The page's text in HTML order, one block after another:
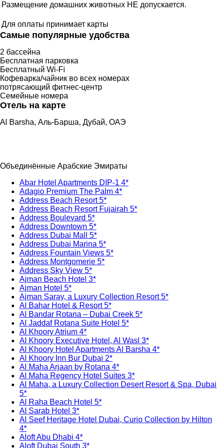
Размещение домашних животных НЕ допускается.
Для оплаты принимает карты
Самые популярные удобства
2 бассейна
Бесплатная парковка
Бесплатный Wi-Fi
Кофеварка/чайник во всех номерах
потрясающий фитнес-центр
Семейные номера
Отель на карте
Al Barsha, Аль-Барша, Дубай, ОАЭ
Объединённые Арабские Эмираты
Abar Hotel Apartments DIP-1 4*
Adagio Premium The Palm 4*
Address Beach Resort 5*
Address Beach Resort Fujairah 5*
Address Boulevard 5*
Address Downtown 5*
Address Dubai Mall 5*
Address Dubai Marina 5*
Address Fountain Views 5*
Address Montgomerie 5*
Address Sky View 5*
Ajman Beach Hotel 3*
Ajman Hotel 5*
Ajman Saray, a Luxury Collection Resort 5*
Al Bahar Hotel & Resort 5*
Al Bandar Rotana – Dubai Creek 5*
Al Jaddaf Rotana Suite Hotel 5*
Al Khoory Atrium 4*
Al Khoory Executive Hotel, Al Wasl 3*
Al Khoory Hotel Apartments Al Barsha 4*
Al Khoory Inn Bur Dubai 2*
Al Maha Arjaan by Rotana 4*
Al Maha Regency Hotel Suites 3*
Al Maha, a Luxury Collection Desert Resort & Spa, Dubai
5*
Al Raha Beach Hotel 5*
Al Sarab Hotel 3*
Al Seef Heritage Hotel Dubai, Curio Collection by Hilton
4*
Aloft Abu Dhabi 4*
Aloft Dubai South 3*